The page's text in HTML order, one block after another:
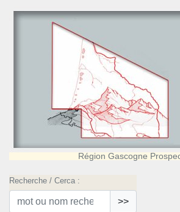
Région Gascogne
Recherche / Cerca :
>>